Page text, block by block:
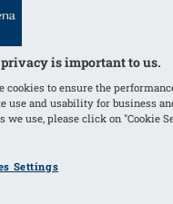
sur le tiroir à sous-
is important to us.
cookies to ensure the
use and usability for business
we use, please click on "Cookie
Settings